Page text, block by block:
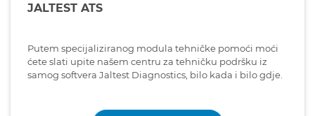
JALTEST ATS
Putem specijaliziranog modula tehničke pomoći moći
ćete slati upite našem centru za tehničku podršku iz
samog softvera Jaltest Diagnostics, bilo kada i bilo gdje.